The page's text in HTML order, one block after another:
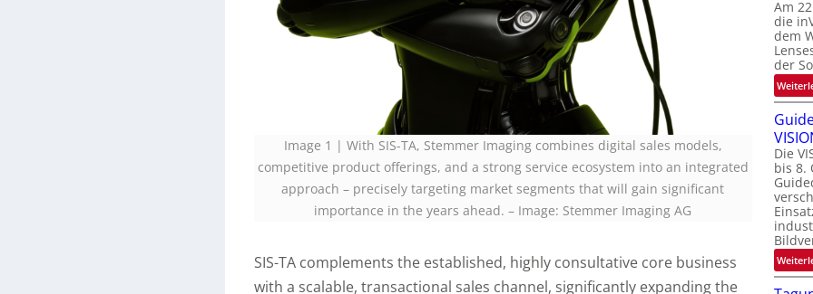
Image 1 | With SIS-TA, Stemmer Imaging combines digital sales models,
competitive product offerings, and a strong service ecosystem into an integrated
approach – precisely targeting market segments that will gain significant
importance in the years ahead. – Image: Stemmer Imaging AG
SIS-TA complements the established, highly consultative core business
with a scalable, transactional sales channel, significantly expanding the
Am
die
dem
der
Die
bis 8.